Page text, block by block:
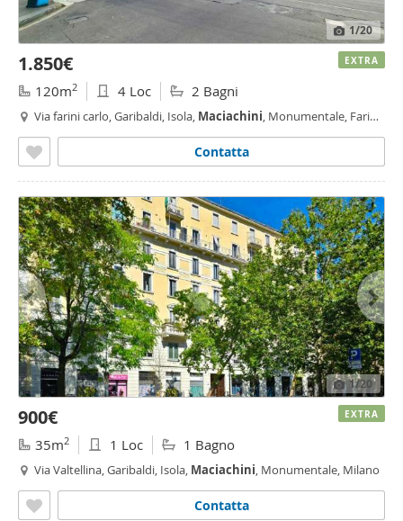
1/20
1.850€
120m2 4 Loc 2 Bagni
Via farini carlo, Garibaldi, Isola, Maciachini, Monumentale, Farini,
Contatta
EXTRA
1/20
900€
35m2 1 Loc 1 Bagno
Via Valtellina, Garibaldi, Isola, Maciachini, Monumentale, Milano
Contatta
EXTRA